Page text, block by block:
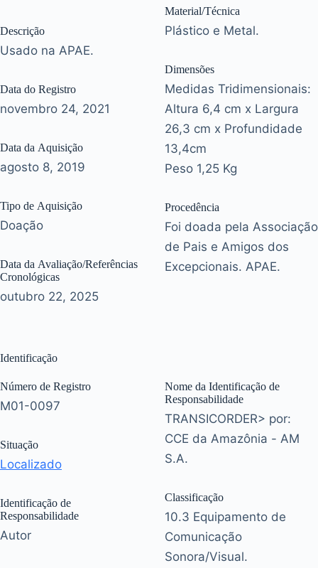
Descrição
Usado na APAE.
Data do Registro
novembro 24, 2021
Data da Aquisição
agosto 8, 2019
Tipo de Aquisição
Doação
Data da Avaliação/Referências
Cronológicas
outubro 22, 2025
Material/Técnica
Plástico e Metal.
Dimensões
Medidas Tridimensionais:
Altura 6,4 cm x Largura
26,3 cm x Profundidade
13,4cm
Peso 1,25 Kg
Procedência
Foi doada pela Associação
de Pais e Amigos dos
Excepcionais. APAE.
Identificação
Número de Registro
M01-0097
Situação
Localizado
Identificação de
Responsabilidade
Autor
Nome da Identificação de
Responsabilidade
TRANSICORDER> por:
CCE da Amazônia - AM
S.A.
Classificação
10.3 Equipamento de
Comunicação
Sonora/Visual.